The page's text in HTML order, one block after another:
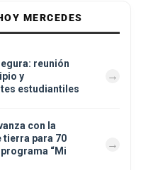
MERCEDES
reunión
y
estudiantiles
con la
tierra para 70
“Mi